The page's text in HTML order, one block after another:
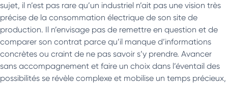
sujet, il n’est pas rare qu’un industriel n’ait pas une vision très
précise de la consommation électrique de son site de
production. Il n’envisage pas de remettre en question et de
comparer son contrat parce qu’il manque d’informations
concrètes ou craint de ne pas savoir s’y prendre. Avancer
sans accompagnement et faire un choix dans l’éventail des
possibilités se révèle complexe et mobilise un temps précieux,